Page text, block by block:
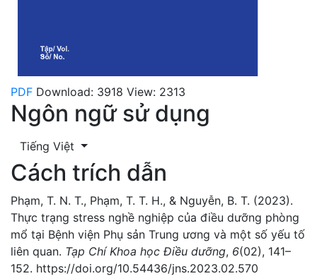
PDF Download: 3918 View: 2313
Ngôn ngữ sử dụng
Tiếng Việt
Cách trích dẫn
Phạm, T. N. T., Phạm, T. T. H., & Nguyễn, B. T. (2023).
Thực trạng stress nghề nghiệp của điều dưỡng phòng
mổ tại Bệnh viện Phụ sản Trung ương và một số yếu tố
liên quan. Tạp Chí Khoa học Điều dưỡng, 6(02), 141–
152. https://doi.org/10.54436/jns.2023.02.570